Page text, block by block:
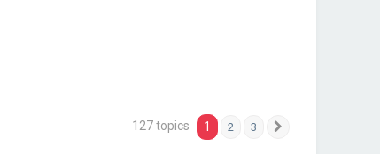
127 topics 1 2 3